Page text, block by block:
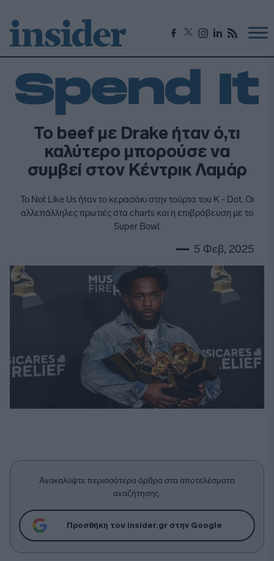
Το beef με Drake ήταν ό,τι
καλύτερο μπορούσε να
συμβεί στον Κέντρικ Λαμάρ
To Not Like Us ήταν το κερασάκι στην τούρτα του Κ - Dot. Οι
αλλεπάλληλες πρωτιές στα charts και η επιβράβευση με το
Super Bowl.
5 Φεβ, 2025
Ανακαλύψτε περισσότερα άρθρα στα αποτελέσματα
αναζήτησης.
Προσθήκη του insider.gr στην Google